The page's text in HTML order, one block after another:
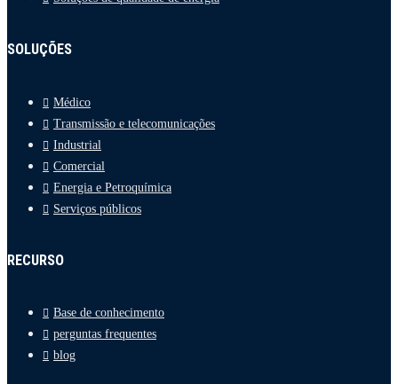
SOLUÇÕES
Médico
Transmissão e telecomunicações
Industrial
Comercial
Energia e Petroquímica
Serviços públicos
RECURSO
Base de conhecimento
perguntas frequentes
blog